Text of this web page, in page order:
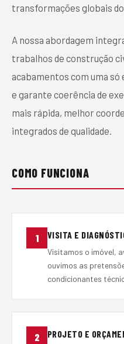
transformações globais
A nossa abordagem
trabalhos de construção
acabamentos com uma
e garante coerência de
mais rápida, melhor
integrados de qualidade.
COMO FUNCIONA
1 VISITA E
Visitamos o imóvel,
ouvimos as
condicionantes
2 PROJETO E